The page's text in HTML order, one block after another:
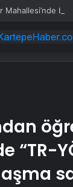
Mahallesi’nde
“TR-